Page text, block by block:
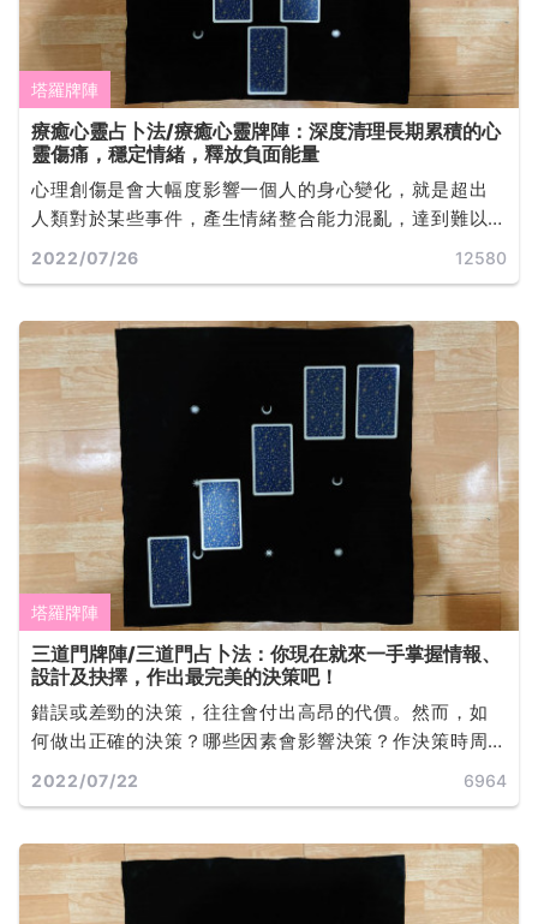
塔羅牌陣
療癒心靈占卜法/療癒心靈牌陣：深度清理長期累積的心
靈傷痛，穩定情緒，釋放負面能量
心理創傷是會大幅度影響一個人的身心變化，就是超出
人類對於某些事件，產生情緒整合能力混亂，達到難以
負荷的範圍。有效的治療方法就是透過自己覺得合適且
2022/07/26 12580
塔羅牌陣
三道門牌陣/三道門占卜法：你現在就來一手掌握情報、
設計及抉擇，作出最完美的決策吧！
錯誤或差勁的決策，往往會付出高昂的代價。然而，如
何做出正確的決策？哪些因素會影響決策？作決策時周
全考慮的重要性，雖然有時作決策看來很輕易，但往往
2022/07/22 6964